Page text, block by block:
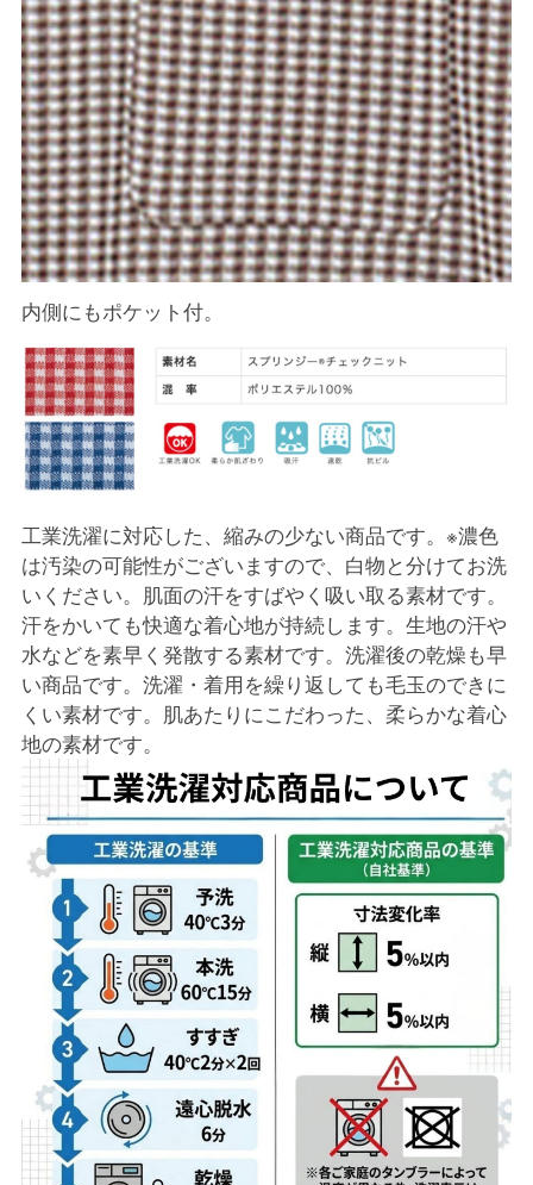
内側にもポケット付。
工業洗濯に対応した、縮みの少ない商品です。※濃色
は汚染の可能性がございますので、白物と分けてお洗
いください。肌面の汗をすばやく吸い取る素材です。
汗をかいても快適な着心地が持続します。生地の汗や
水などを素早く発散する素材です。洗濯後の乾燥も早
い商品です。洗濯・着用を繰り返しても毛玉のできに
くい素材です。肌あたりにこだわった、柔らかな着心
地の素材です。